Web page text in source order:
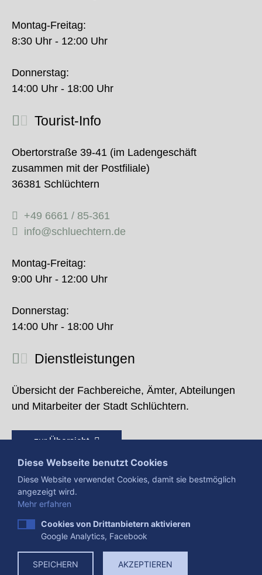
Montag-Freitag:
8:30 Uhr - 12:00 Uhr
Donnerstag:
14:00 Uhr - 18:00 Uhr
Tourist-Info
Obertorstraße 39-41 (im Ladengeschäft
zusammen mit der Postfiliale)
36381 Schlüchtern
+49 6661 / 85-361
info@schluechtern.de
Montag-Freitag:
9:00 Uhr - 12:00 Uhr
Donnerstag:
14:00 Uhr - 18:00 Uhr
Dienstleistungen
Übersicht der Fachbereiche, Ämter, Abteilungen
und Mitarbeiter der Stadt Schlüchtern.
zur Übersicht
Presse Impressum
Datenschutzerklärung
Datenverarbeitung
Cookies
Diese Webseite benutzt Cookies
Diese Website verwendet Cookies, damit sie bestmöglich
angezeigt wird.
Mehr erfahren
Cookies von Drittanbietern aktivieren
Google Analytics, Facebook
SPEICHERN AKZEPTIEREN